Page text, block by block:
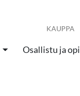
KAUPPA
Osallistu ja opi